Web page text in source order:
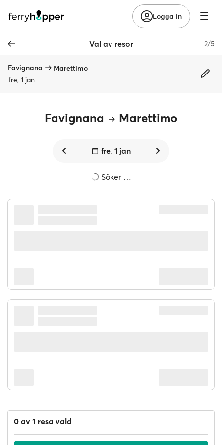
Logga in
Val av resor 2/5
Favignana
Marettimo
fre, 1 jan
Favignana Marettimo
fre, 1 jan
Söker …
0 av 1 resa vald